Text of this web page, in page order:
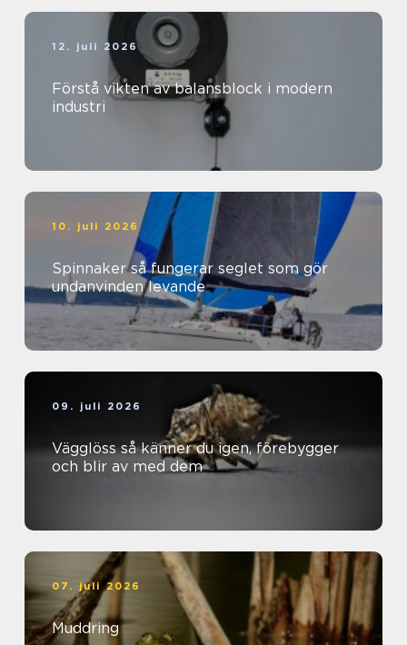
12. juli 2026
Förstå vikten av balansblock i modern
industri
10. juli 2026
Spinnaker så fungerar seglet som gör
undanvinden levande
09. juli 2026
Vägglöss så känner du igen, förebygger
och blir av med dem
07. juli 2026
Muddring